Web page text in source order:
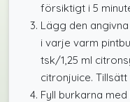
försiktigt i 5
Lägg den
i varje varm
tsk/1,25 ml
citronjuice.
Fyll burkarna